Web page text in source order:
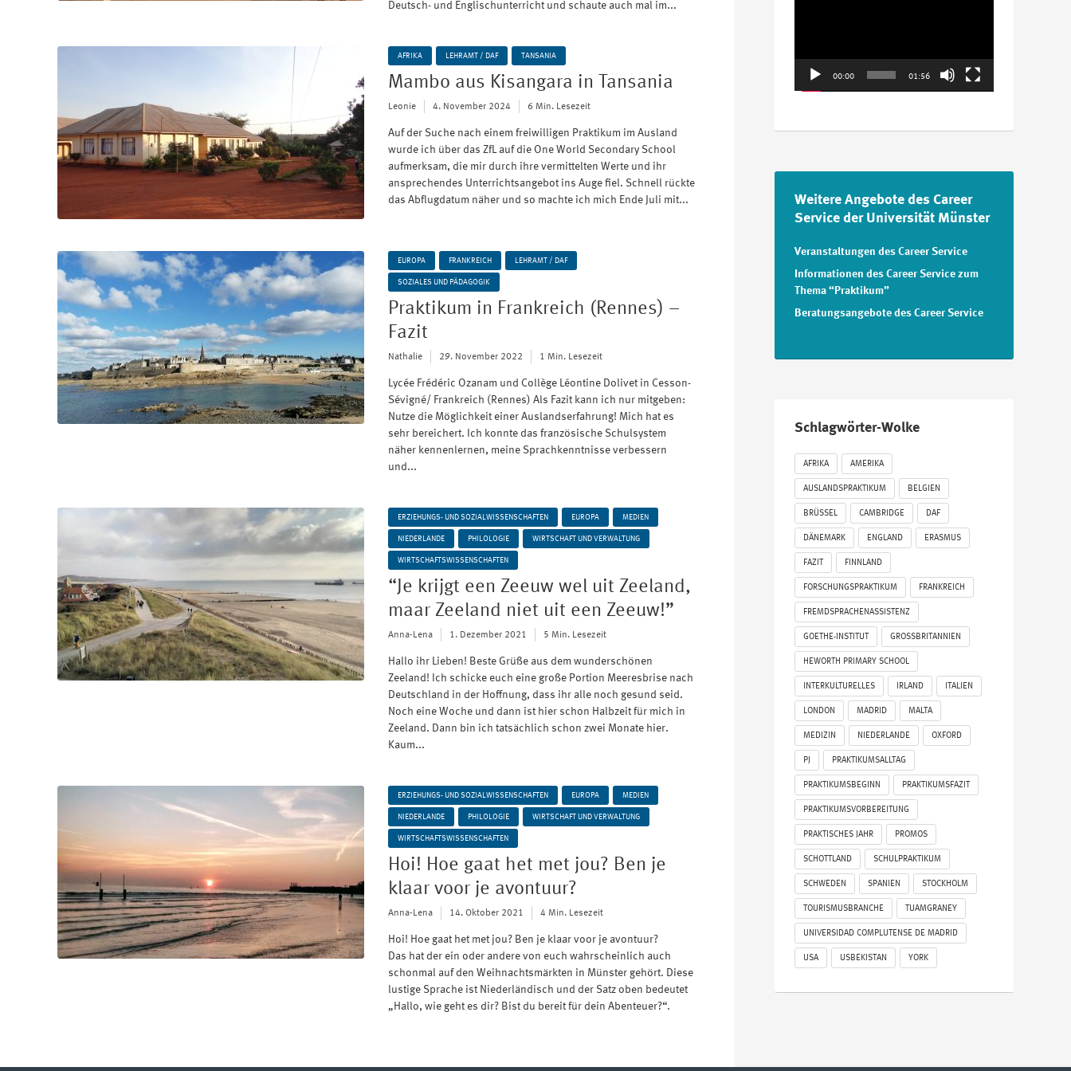
Deutsch- und Englischunterricht und schaute auch mal im...
AFRIKA LEHRAMT / DAF TANSANIA
Mambo aus Kisangara in Tansania
Leonie 4. November 2024 6 Min. Lesezeit
Auf der Suche nach einem freiwilligen Praktikum im Ausland
wurde ich über das ZfL auf die One World Secondary School
aufmerksam, die mir durch ihre vermittelten Werte und ihr
ansprechendes Unterrichtsangebot ins Auge fiel. Schnell rückte
das Abflugdatum näher und so machte ich mich Ende Juli mit...
EUROPA FRANKREICH LEHRAMT / DAF
SOZIALES UND PÄDAGOGIK
Praktikum in Frankreich (Rennes) –
Fazit
Nathalie 29. November 2022 1 Min. Lesezeit
Lycée Frédéric Ozanam und Collège Léontine Dolivet in Cesson-
Sévigné/ Frankreich (Rennes) Als Fazit kann ich nur mitgeben:
Nutze die Möglichkeit einer Auslandserfahrung! Mich hat es
sehr bereichert. Ich konnte das französische Schulsystem
näher kennenlernen, meine Sprachkenntnisse verbessern
und...
ERZIEHUNGS- UND SOZIALWISSENSCHAFTEN EUROPA MEDIEN
NIEDERLANDE PHILOLOGIE WIRTSCHAFT UND VERWALTUNG
WIRTSCHAFTSWISSENSCHAFTEN
“Je krijgt een Zeeuw wel uit Zeeland,
maar Zeeland niet uit een Zeeuw!”
Anna-Lena 1. Dezember 2021 5 Min. Lesezeit
Hallo ihr Lieben! Beste Grüße aus dem wunderschönen
Zeeland! Ich schicke euch eine große Portion Meeresbrise nach
Deutschland in der Hoffnung, dass ihr alle noch gesund seid.
Noch eine Woche und dann ist hier schon Halbzeit für mich in
Zeeland. Dann bin ich tatsächlich schon zwei Monate hier.
Kaum...
ERZIEHUNGS- UND SOZIALWISSENSCHAFTEN EUROPA MEDIEN
NIEDERLANDE PHILOLOGIE WIRTSCHAFT UND VERWALTUNG
WIRTSCHAFTSWISSENSCHAFTEN
Hoi! Hoe gaat het met jou? Ben je
klaar voor je avontuur?
Anna-Lena 14. Oktober 2021 4 Min. Lesezeit
Hoi! Hoe gaat het met jou? Ben je klaar voor je avontuur?
Das hat der ein oder andere von euch wahrscheinlich auch
schonmal auf den Weihnachtsmärkten in Münster gehört. Diese
lustige Sprache ist Niederländisch und der Satz oben bedeutet
„Hallo, wie geht es dir? Bist du bereit für dein Abenteuer?“.
00:00 01:56
Weitere Angebote des Career
Service der Universität Münster
Veranstaltungen des Career Service
Informationen des Career Service zum
Thema “Praktikum”
Beratungsangebote des Career Service
Schlagwörter-Wolke
AFRIKA AMERIKA
AUSLANDSPRAKTIKUM BELGIEN
BRÜSSEL CAMBRIDGE DAF
DÄNEMARK ENGLAND ERASMUS
FAZIT FINNLAND
FORSCHUNGSPRAKTIKUM FRANKREICH
FREMDSPRACHENASSISTENZ
GOETHE-INSTITUT GROSSBRITANNIEN
HEWORTH PRIMARY SCHOOL
INTERKULTURELLES IRLAND ITALIEN
LONDON MADRID MALTA
MEDIZIN NIEDERLANDE OXFORD
PJ PRAKTIKUMSALLTAG
PRAKTIKUMSBEGINN PRAKTIKUMSFAZIT
PRAKTIKUMSVORBEREITUNG
PRAKTISCHES JAHR PROMOS
SCHOTTLAND SCHULPRAKTIKUM
SCHWEDEN SPANIEN STOCKHOLM
TOURISMUSBRANCHE TUAMGRANEY
UNIVERSIDAD COMPLUTENSE DE MADRID
USA USBEKISTAN YORK